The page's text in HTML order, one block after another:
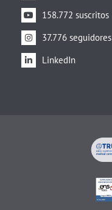
158.772 suscritos
37.776 seguidores
LinkedIn